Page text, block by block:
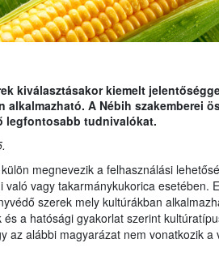
kiválasztásakor kiemelt
alkalmazható. A Nébih szakemberei
legfontosabb tudnivalókat.
megnevezik a felhasználási
való vagy takarmánykukorica esetében.
szerek mely kultúrákban
a hatósági gyakorlat szerint
az alábbi magyarázat nem vonatkozik